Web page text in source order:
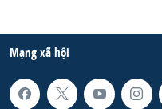
Mạng xã hội